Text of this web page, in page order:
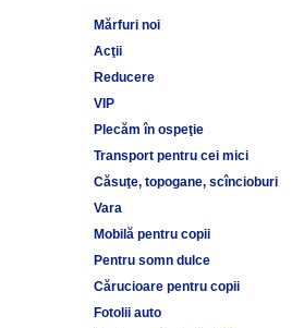
Mărfuri noi
Acţii
Reducere
VIP
Plecăm în ospeţie
Transport pentru cei mici
Căsuţe, topogane, scîncioburi
Vara
Mobilă pentru copii
Pentru somn dulce
Cărucioare pentru copii
Fotolii auto